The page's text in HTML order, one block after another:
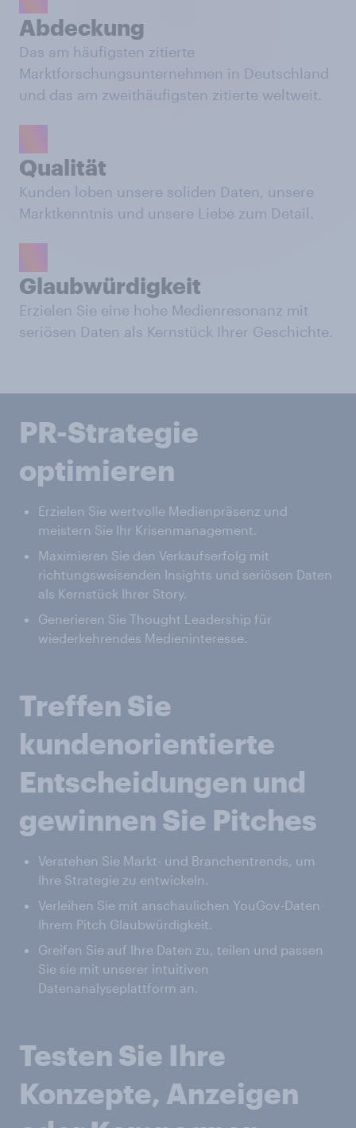
Abdeckung
Das am häufigsten zitierte
Marktforschungsunternehmen in Deutschland
und das am zweithäufigsten zitierte weltweit.
Qualität
Kunden loben unsere soliden Daten, unsere
Marktkenntnis und unsere Liebe zum Detail.
Glaubwürdigkeit
Erzielen Sie eine hohe Medienresonanz mit
seriösen Daten als Kernstück Ihrer Geschichte.
PR-Strategie
optimieren
Erzielen Sie wertvolle Medienpräsenz und
meistern Sie Ihr Krisenmanagement.
Maximieren Sie den Verkaufserfolg mit
richtungsweisenden Insights und seriösen Daten
als Kernstück Ihrer Story.
Generieren Sie Thought Leadership für
wiederkehrendes Medieninteresse.
Treffen Sie
kundenorientierte
Entscheidungen und
gewinnen Sie Pitches
Verstehen Sie Markt- und Branchentrends, um
Ihre Strategie zu entwickeln.
Verleihen Sie mit anschaulichen YouGov-Daten
Ihrem Pitch Glaubwürdigkeit.
Greifen Sie auf Ihre Daten zu, teilen und passen
Sie sie mit unserer intuitiven
Datenanalyseplattform an.
Testen Sie Ihre
Konzepte, Anzeigen